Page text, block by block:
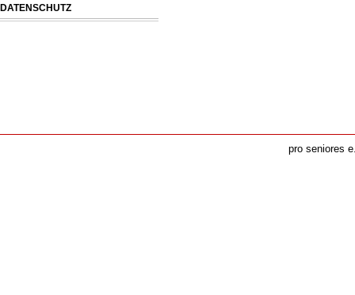
DATENSCHUTZ
pro seniores